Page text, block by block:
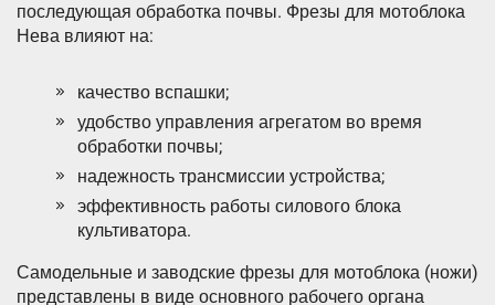
последующая обработка почвы. Фрезы для мотоблока
Нева влияют на:
качество вспашки;
удобство управления агрегатом во время
обработки почвы;
надежность трансмиссии устройства;
эффективность работы силового блока
культиватора.
Самодельные и заводские фрезы для мотоблока (ножи)
представлены в виде основного рабочего органа